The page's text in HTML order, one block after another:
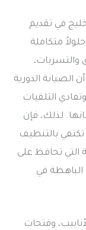
في تقديم
متكاملة
الصيانة الدورية
التلفيات
لذلك، فإن
بالتنظيف
التي تحافظ على
الباهظة في
وفتحات